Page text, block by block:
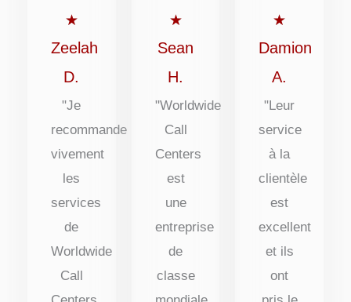
★out
of
Zeelah
D.
"Je
recommande
vivement
les
services
de
Worldwide
Call
★out
of
Sean
H.
"Worldwide
Call
Centers
est
une
entreprise
de
classe
★
of
Damion
A.
"Leur
service
à la
clientèle
est
excellent
et ils
ont